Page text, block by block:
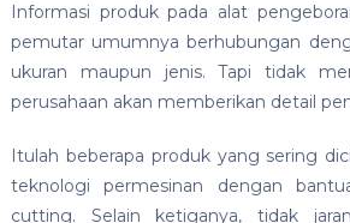
Informasi produk pada alat
pemutar umumnya berhubungan
ukuran maupun jenis. Tapi tidak
perusahaan akan memberikan detail
Itulah beberapa produk yang sering
teknologi permesinan dengan
cutting. Selain ketiganya, tidak